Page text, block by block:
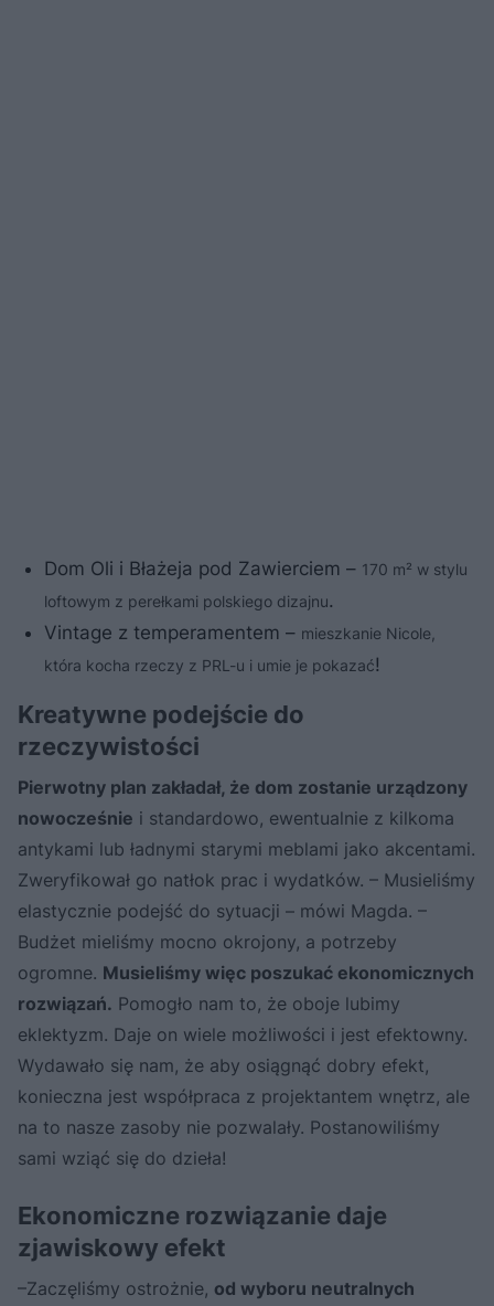
Dom Oli i Błażeja pod Zawierciem – 170 m² w stylu
loftowym z perełkami polskiego dizajnu.
Vintage z temperamentem – mieszkanie Nicole,
która kocha rzeczy z PRL-u i umie je pokazać!
Kreatywne podejście do
rzeczywistości
Pierwotny plan zakładał, że dom zostanie urządzony
nowocześnie i standardowo, ewentualnie z kilkoma
antykami lub ładnymi starymi meblami jako akcentami.
Zweryfikował go natłok prac i wydatków. – Musieliśmy
elastycznie podejść do sytuacji – mówi Magda. –
Budżet mieliśmy mocno okrojony, a potrzeby
ogromne. Musieliśmy więc poszukać ekonomicznych
rozwiązań. Pomogło nam to, że oboje lubimy
eklektyzm. Daje on wiele możliwości i jest efektowny.
Wydawało się nam, że aby osiągnąć dobry efekt,
konieczna jest współpraca z projektantem wnętrz, ale
na to nasze zasoby nie pozwalały. Postanowiliśmy
sami wziąć się do dzieła!
Ekonomiczne rozwiązanie daje
zjawiskowy efekt
–Zaczęliśmy ostrożnie, od wyboru neutralnych